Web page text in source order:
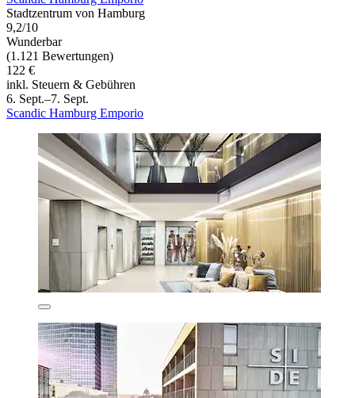
Stadtzentrum von Hamburg
9,2/10
Wunderbar
(1.121 Bewertungen)
122 €
inkl. Steuern & Gebühren
6. Sept.–7. Sept.
Scandic Hamburg Emporio